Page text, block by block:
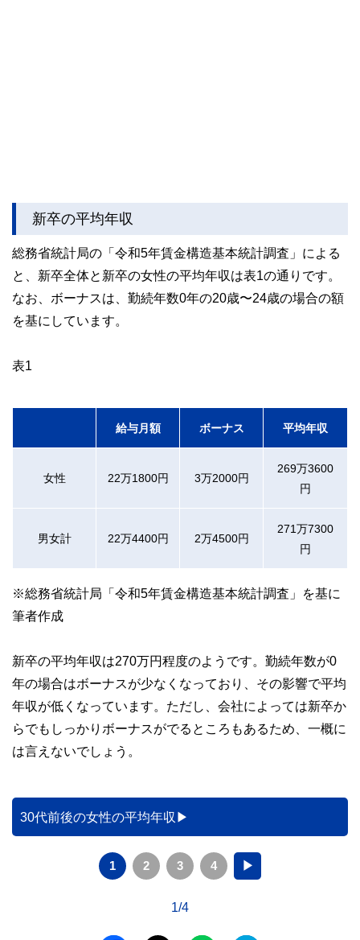
新卒の平均年収
総務省統計局の「令和5年賃金構造基本統計調査」による
と、新卒全体と新卒の女性の平均年収は表1の通りです。
なお、ボーナスは、勤続年数0年の20歳〜24歳の場合の額
を基にしています。
表1
給与月額 ボーナス 平均年収
女性 22万1800円 3万2000円
269万3600
円
男女計 22万4400円 2万4500円
271万7300
円
※総務省統計局「令和5年賃金構造基本統計調査」を基に
筆者作成
新卒の平均年収は270万円程度のようです。勤続年数が0
年の場合はボーナスが少なくなっており、その影響で平均
年収が低くなっています。ただし、会社によっては新卒か
らでもしっかりボーナスがでるところもあるため、一概に
は言えないでしょう。
30代前後の女性の平均年収
1 2 3 4 ▶
1/4